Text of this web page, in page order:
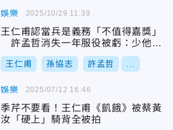
娛樂
王仁甫認當兵是義務「不值得嘉獎」
許孟哲消失一年服役被虧：少他沒
感覺
王仁甫 孫協志 許孟哲
2025/10/29 11:39
娛樂
季芹不要看！王仁甫《飢餓》被蔡黃
汝「硬上」騎背全被拍
2025/07/12 16:46